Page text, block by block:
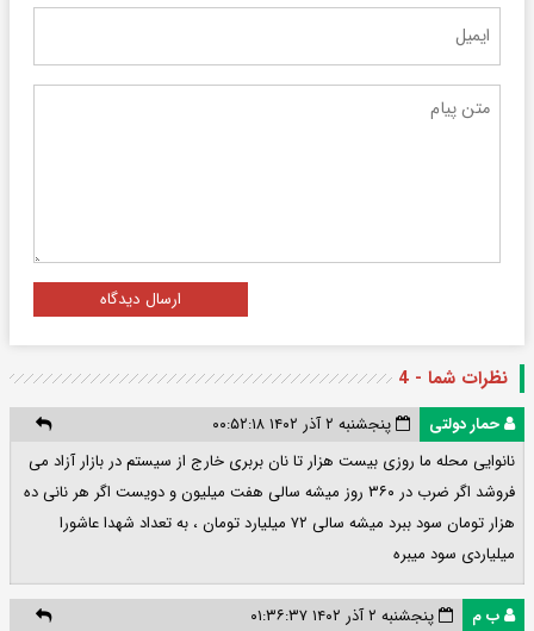
ارسال دیدگاه
نظرات شما - 4
حمار دولتی
پنجشنبه ۲ آذر ۱۴۰۲ ۰۰:۵۲:۱۸
نانوایی محله ما روزی بیست هزار تا نان بربری خارج از سیستم در بازار آزاد می
فروشد اگر ضرب در ۳۶۰ روز میشه سالی هفت میلیون و دویست اگر هر نانی ده
هزار تومان سود ببرد میشه سالی ۷۲ میلیارد تومان ، به تعداد شهدا عاشورا
میلیاردی سود میبره
ب م پنجشنبه ۲ آذر ۱۴۰۲ ۰۱:۳۶:۳۷